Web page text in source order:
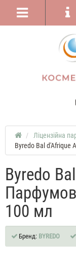
Ліцензійна
Byredo Bal d'Afrique
Byredo
100 мл
Бренд: BYREDO